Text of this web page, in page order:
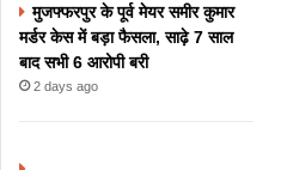
मुजफ्फरपुर के पूर्व मेयर समीर कुमार
मर्डर केस में बड़ा फैसला, साढ़े 7 साल
बाद सभी 6 आरोपी बरी
2 days ago